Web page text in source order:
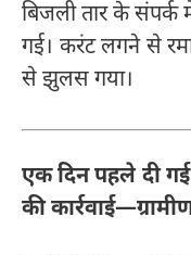
बिजली तार के
गई। करंट लगने से
से झुलस गया।
एक दिन पहले दी
की